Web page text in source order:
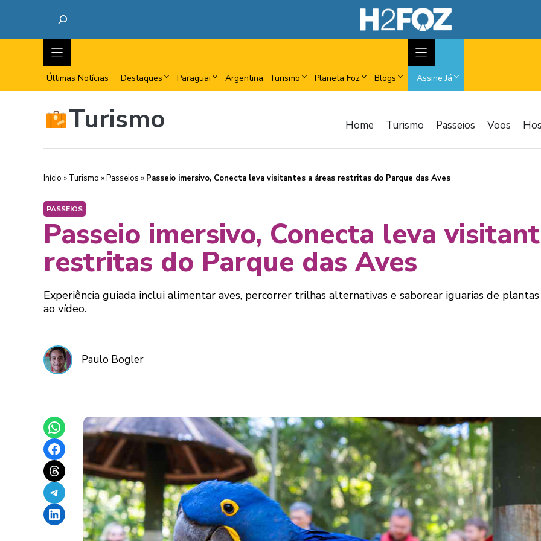
Últimas Notícias Destaques Paraguai Argentina Turismo Planeta Foz Blogs Assine Já
Turismo Home Turismo Passeios Voos
Início » Turismo »Passeios » Passeio imersivo, Conecta leva visitantes a áreas restritas do Parque das Aves
PASSEIOS
Passeio imersivo, Conecta leva
restritas do Parque das Aves
Experiência guiada inclui alimentar aves, percorrer trilhas alternativas e saborear iguarias de plantas
ao vídeo.
Paulo Bogler
Share on WhatsApp
Share on Facebook
Share on Threads
Share on Telegram
Share on LinkedIn